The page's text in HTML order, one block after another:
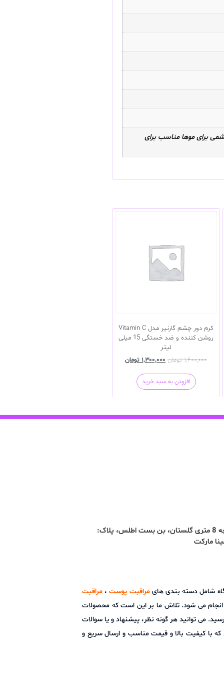
برای موها مناسب برای
کرم دور چشم گارنیر مدل Vitamin C
روشن کننده و ضد خستگی 15 میلی
لیتر
۱,۴۰۰,۰۰۰ تومان ۱,۳۰۰,۰۰۰ تومان
افزودن به سبد خرید
آدرس : تبریز، ائل گلی، کوچه 8 متری گلستان، بن بست اطلس، پلاک:
شامل دسته بندی هایمراقبت پوست، مراقبت
انجام می شود. تلاش ما بر این است که محصولات
می توانید هر گونه نظر، پیشنهاد و یا سوالات
است و امید دارد که با کیفیت بالا و قیمت مناسب و ارسال سریع و